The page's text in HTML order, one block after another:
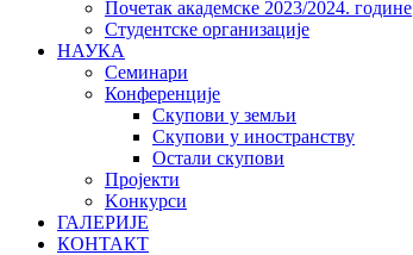
Почетак академске 2023/2024. године
Студентске организације
НАУКА
Семинари
Конференције
Скупови у земљи
Скупови у иностранству
Остали скупови
Пројекти
Koнкурси
ГАЛЕРИЈЕ
КОНТАКТ